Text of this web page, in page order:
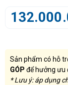
Sản phẩm có hỗ
GÓP để hưởng ưu
* Lưu ý: áp dụng